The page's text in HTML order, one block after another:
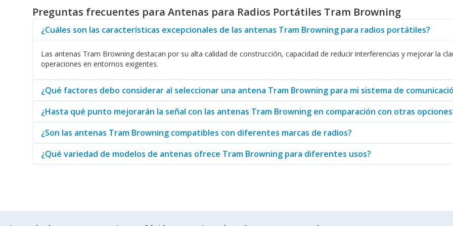
Además, la compatibilidad de las antenas es un factor clave a analizar. Tram Browning se esfuerza por ofrecer productos que
simplifica la integración en su infraestructura existente. Esto significa que puede actualizar su sistema de comunicación sin
Es importante mencionar que Tram Browning también ofreceAntenas para Estaciones Base y Repetidores, que son ideales
ampliando la funcionalidad de su red. Complementar su equipo con estas opciones le permitirá aprovechar al máximo su
Finalmente, si está buscando una experiencia completa en el campo de las antenas, considere también las
comunicación.
En conclusión, lasAntenas para Radios Portátilesde Tram Browning representan una inversión sólida para su empresa. Su
asegura que las comunicaciones se mantengan efectivas en todo momento. Para adquirir estos productos, usted puede visitar
comunicación.
Preguntas frecuentes para Antenas para Radios Portátiles Tram Browning
¿Cuáles son las características excepcionales de las antenas Tram Browning para radios portátiles?
Las antenas Tram Browning destacan por su alta calidad de construcción, capacidad de reducir interferencias y mejorar la
operaciones en entornos exigentes.
¿Qué factores debo considerar al seleccionar una antena Tram Browning para mi sistema de
¿Hasta qué punto mejorarán la señal con las antenas Tram Browning en comparación con otras
¿Son las antenas Tram Browning compatibles con diferentes marcas de radios?
¿Qué variedad de modelos de antenas ofrece Tram Browning para diferentes usos?